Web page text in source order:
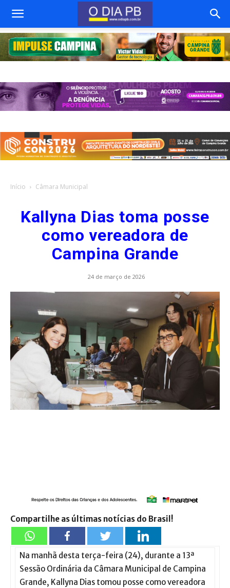
Início Câmara Municipal
Kallyna Dias toma posse
como vereadora de
Campina Grande
24 de março de 2026
Compartilhe as últimas notícias do Brasil!
Na manhã desta terça-feira (24), durante a 13ª
Sessão Ordinária da Câmara Municipal de Campina
Grande, Kallyna Dias tomou posse como vereadora